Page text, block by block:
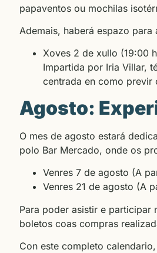
papaventos ou mochilas
Ademais, haberá espazo
Xoves 2 de xullo (19:00
Impartida por Iria Villar,
centrada en como previr
Agosto:
O mes de agosto estará
polo Bar Mercado, onde os
Venres 7 de agosto (A
Venres 21 de agosto (A
Para poder asistir e participar
boletos coas compras
Con este completo